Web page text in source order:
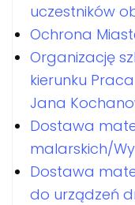
uczestników
Ochrona
Organizację
kierunku
Jana
Dostawa
malarskich/
Dostawa
do urządzeń